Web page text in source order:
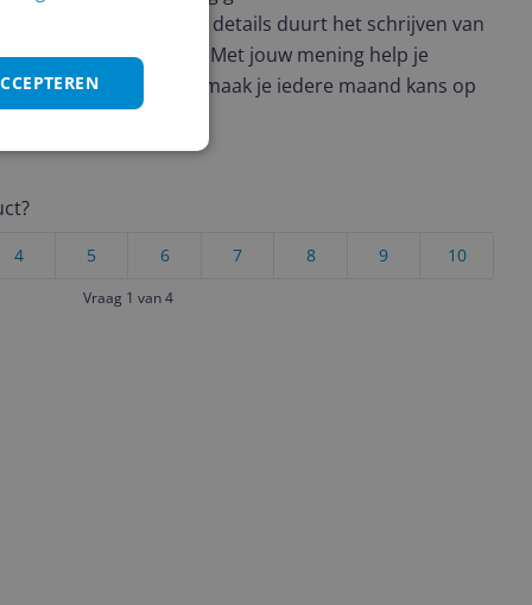
Afhankelijk van de details duurt het schrijven van
de 3 en 10 minuten. Met jouw mening help je
keuze te maken én maak je iedere maand kans op
10
9
8
7
6
5
4
Vraag 1 van 4